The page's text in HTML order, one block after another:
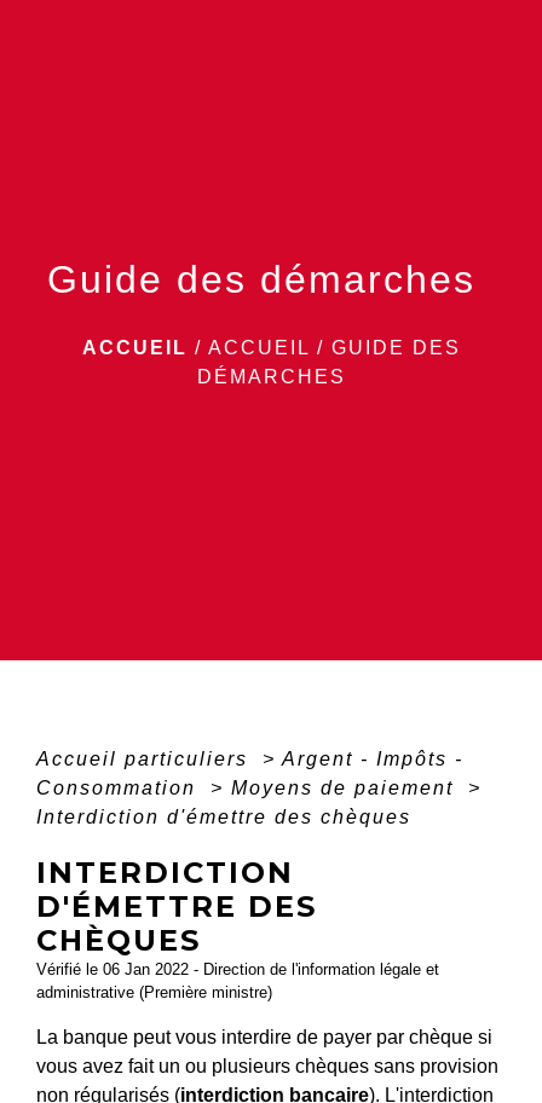
Guide des démarches
ACCUEIL / ACCUEIL / GUIDE DES
DÉMARCHES
Accueil particuliers > Argent - Impôts -
Consommation
> Moyens de paiement
>
Interdiction d'émettre des chèques
INTERDICTION
D'ÉMETTRE DES
CHÈQUES
Vérifié le 06 Jan 2022 - Direction de l'information légale et
administrative (Première ministre)
La banque peut vous interdire de payer par chèque si
vous avez fait un ou plusieurs chèques sans provision
non régularisés (interdiction bancaire). L'interdiction